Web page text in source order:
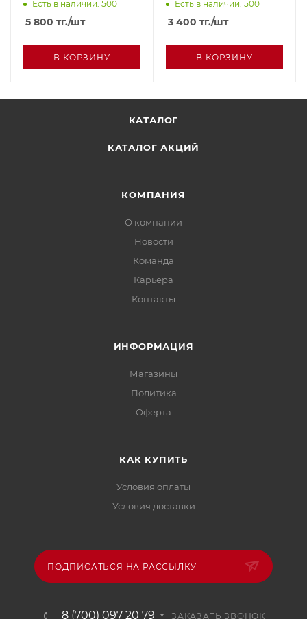
Есть в наличии: 500
5 800 тг./шт
В КОРЗИНУ
Есть в наличии: 500
3 400 тг./шт
В КОРЗИНУ
КАТАЛОГ
КАТАЛОГ АКЦИЙ
КОМПАНИЯ
О компании
Новости
Команда
Карьера
Контакты
ИНФОРМАЦИЯ
Магазины
Политика
Офертa
КАК КУПИТЬ
Условия оплаты
Условия доставки
ПОДПИСАТЬСЯ НА РАССЫЛКУ
8 (700) 097 20 79 ЗАКАЗАТЬ ЗВОНОК